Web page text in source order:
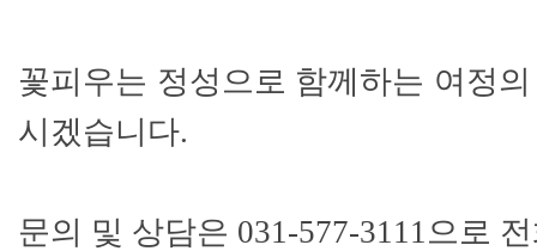
꽃피우는 정성으로 함께하는 여정
시겠습니다.
문의 및 상담은 031-577-3111으로